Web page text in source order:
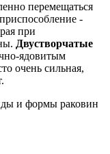
перемещаться
-
при
Двустворчатые
ядовитым
очень сильная,